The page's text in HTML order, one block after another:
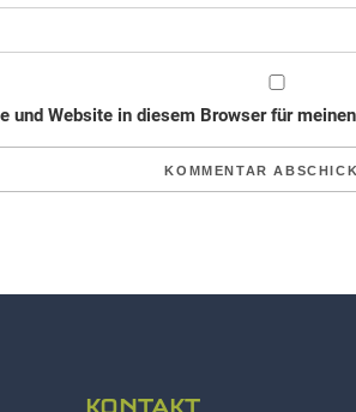
und Website in diesem Browser für